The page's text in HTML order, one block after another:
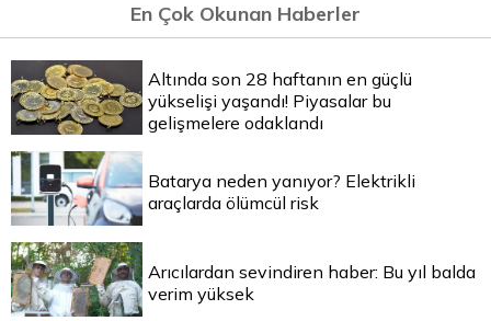
En Çok Okunan Haberler
Altında son 28 haftanın en güçlü
yükselişi yaşandı! Piyasalar bu
gelişmelere odaklandı
Batarya neden yanıyor? Elektrikli
araçlarda ölümcül risk
Arıcılardan sevindiren haber: Bu yıl balda
verim yüksek